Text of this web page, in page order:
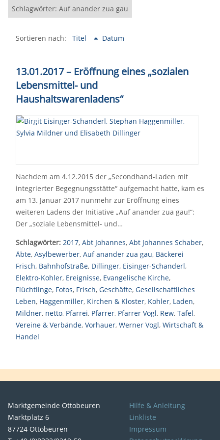
Schlagwörter: Auf anander zua gau
Sortieren nach: Titel Datum
13.01.2017 – Eröffnung eines „sozialen
Lebensmittel- und
Haushaltswarenladens“
Nachdem am 4.12.2015 der „Secondhand-Laden mit
integrierter Begegnungsstätte“ aufgemacht hatte, kam es
am 13. Januar 2017 nunmehr zur Eröffnung eines
weiteren Ladens der Initiative „Auf anander zua gau!“:
Der „soziale Lebensmittel- und…
Schlagwörter: 2017, Abt Johannes, Abt Johannes Schaber,
Äbte, Asylbewerber, Auf anander zua gau, Bäckerei
Frisch, Bahnhofstraße, Dillinger, Eisinger-Schanderl,
Elektro-Kohler, Ereignisse, Evangelische Kirche,
Flüchtlinge, Fotos, Frisch, Geschäfte, Gesellschaftliches
Leben, Haggenmiller, Kirchen & Kloster, Kohler, Laden,
Mildner, netto, Pfarrei, Pfarrer, Pfarrer Vogl, Rew, Tafel,
Vereine & Verbände, Vorhauer, Werner Vogl, Wirtschaft &
Handel
Marktgemeinde Ottobeuren
Marktplatz 6
87724 Ottobeuren
Hilfe & Anleitung
Linkliste
Impressum